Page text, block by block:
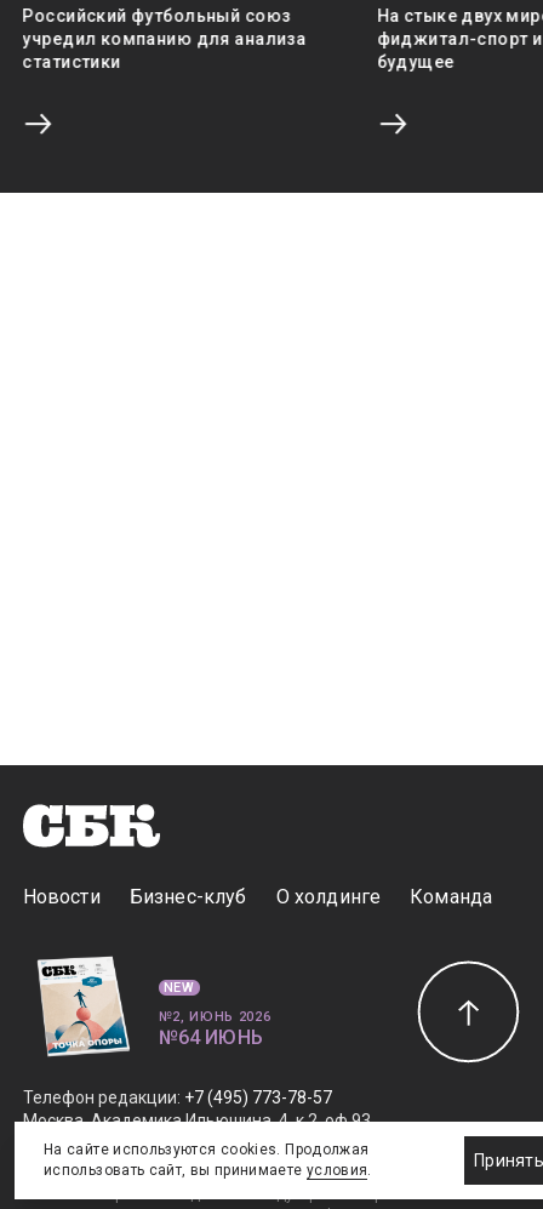
Российский футбольный союз
учредил компанию для анализа
статистики
На стыке двух
фиджитал-спорт
будущее
Новости Бизнес-клуб О холдинге Команда
Телефон редакции: +7 (495) 773-78-57
Москва, Академика Ильюшина, 4, к.2, оф.93
info@s-bc.ru
NEW
№2, ИЮНЬ 2026
№64 ИЮНЬ
На сайте используются cookies. Продолжая
использовать сайт, вы принимаете условия.
Принять